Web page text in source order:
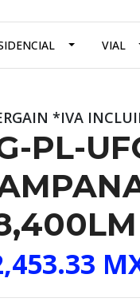
VIAL
*IVA
PL-